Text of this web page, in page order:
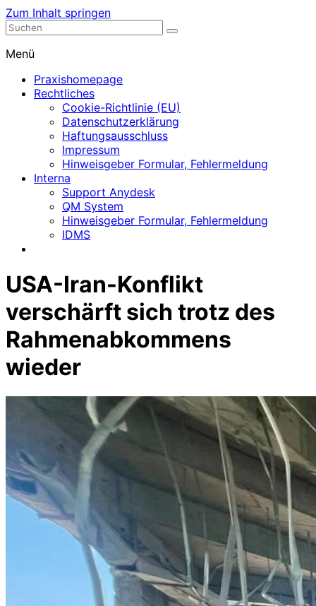
Zum Inhalt springen
Nephrologische Praxis mit Dialyse
Menü
Praxishomepage
Rechtliches
Cookie-Richtlinie (EU)
Datenschutzerklärung
Haftungsausschluss
Impressum
Hinweisgeber Formular, Fehlermeldung
Interna
Support Anydesk
QM System
Hinweisgeber Formular, Fehlermeldung
IDMS
USA-Iran-Konflikt
verschärft sich trotz des
Rahmenabkommens
wieder